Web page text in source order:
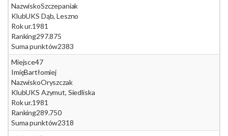
NazwiskoSzczepaniak
KlubUKS Dąb, Leszno
Rok ur.1981
Ranking297.875
Suma punktów2383
Miejsce47
ImięBartłomiej
NazwiskoOryszczak
KlubUKS Azymut, Siedliska
Rok ur.1981
Ranking289.750
Suma punktów2318